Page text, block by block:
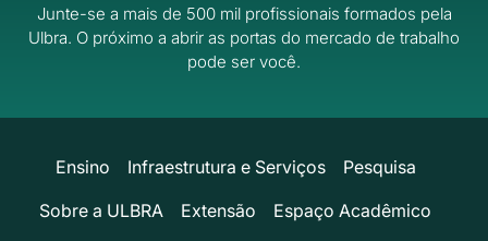
Junte-se a mais de 500 mil profissionais formados pela
Ulbra. O próximo a abrir as portas do mercado de trabalho
pode ser você.
Ensino Infraestrutura e Serviços
Pesquisa
Sobre a ULBRA
Extensão
Espaço Acadêmico